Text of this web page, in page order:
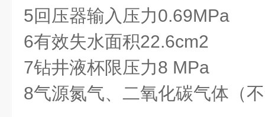
5回压器输入压力0.69MPa
6有效失水面积22.6cm2
7钻井液杯限压力8 MPa
8气源氮气、二氧化碳气体（